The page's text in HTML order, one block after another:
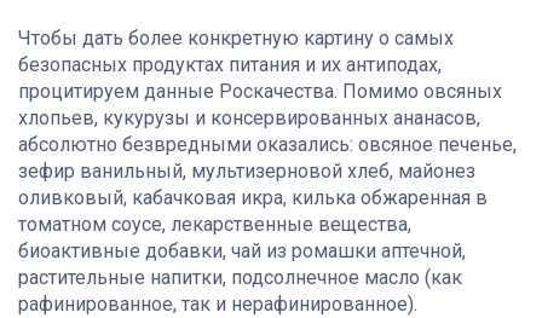
Чтобы дать более конкретную картину о самых
безопасных продуктах питания и их антиподах,
процитируем данные Роскачества. Помимо овсяных
хлопьев, кукурузы и консервированных ананасов,
абсолютно безвредными оказались: овсяное печенье,
зефир ванильный, мультизерновой хлеб, майонез
оливковый, кабачковая икра, килька обжаренная в
томатном соусе, лекарственные вещества,
биоактивные добавки, чай из ромашки аптечной,
растительные напитки, подсолнечное масло (как
рафинированное, так и нерафинированное).